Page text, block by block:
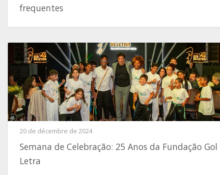
frequentes
20 de décembre de 2024
Semana de Celebração: 25 Anos da Fundação Gol
Letra